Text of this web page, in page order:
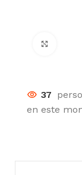
37
en este